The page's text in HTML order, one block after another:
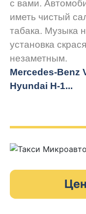
с вами.
иметь чистый
табака. Музыка
установка
незаметным.
Mercedes-Benz
Hyundai H-1...